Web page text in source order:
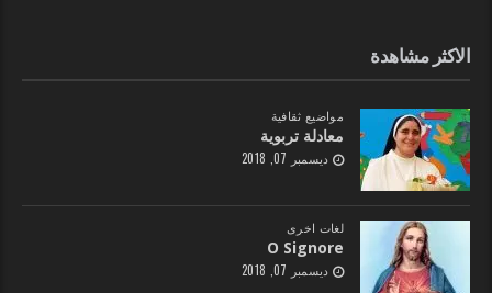
الاكثر مشاهدة
مواضيع ثقافية
معادلة تربوية
ديسمبر 07, 2018
لغات اخرى
O Signore
ديسمبر 07, 2018